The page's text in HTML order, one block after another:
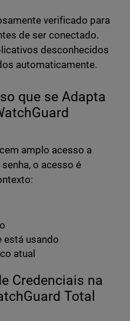
verificado para
de ser conectado.
desconhecidos
automaticamente.
que se Adapta
amplo acesso a
o acesso é
está usando
atual
Credenciais na
Total